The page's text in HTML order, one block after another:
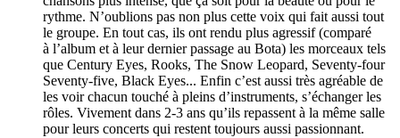
rythme. N’oublions pas non plus cette voix qui fait aussi tout
le groupe. En tout cas, ils ont rendu plus agressif (comparé
à l’album et à leur dernier passage au Bota) les morceaux tels
que Century Eyes, Rooks, The Snow Leopard, Seventy-four
Seventy-five, Black Eyes... Enfin c’est aussi très agréable de
les voir chacun touché à pleins d’instruments, s’échanger les
rôles. Vivement dans 2-3 ans qu’ils repassent à la même salle
pour leurs concerts qui restent toujours aussi passionnant.